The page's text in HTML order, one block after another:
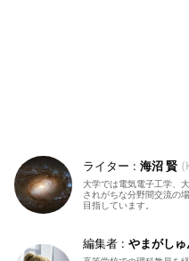
海沼 賢
大学では電気電子工学、
されがちな分野間交流の
目指しています。
やまがしゅ